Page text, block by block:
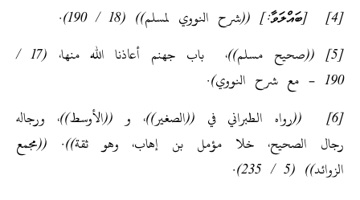
[4] [ބައްލަވާ:] ((شرح النووي لمسلم)) (18 / 190).
[5] ((صحيح مسلم))، باب جهنم أعاذنا الله منها، (17 /
190 – مع شرح النووي).
[6] ((رواه الطبراني في ((الصغير))، و ((الأوسط))، ورجاله
رجال الصحيح، خلا مؤمل بن إهاب، وهو ثقة)). ((مجمع
الزوائد)) (5 / 235).